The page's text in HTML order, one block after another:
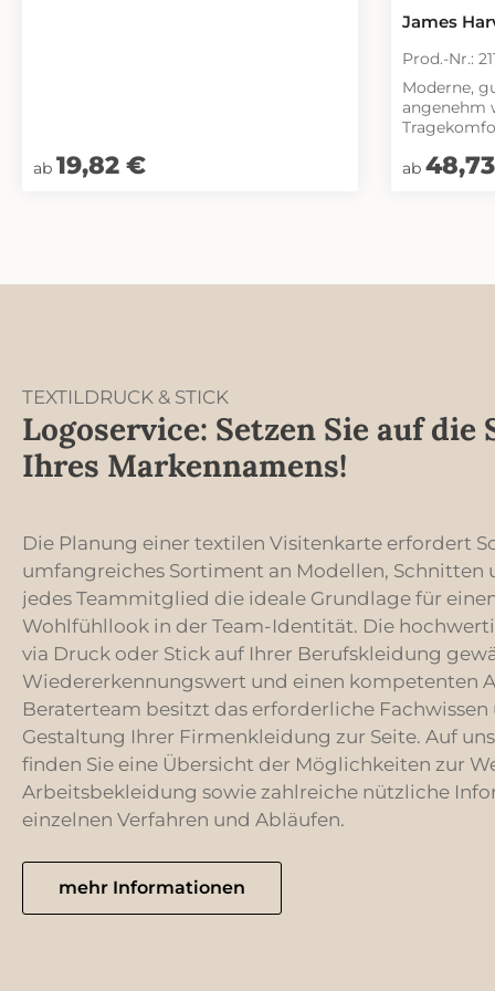
Regulärer Preis:
ab 19,82 €
James
Prod.-Nr.:
Moderne,
angenehm
aus
Regulärer
ab
TEXTILDRUCK & STICK
Logoservice: Setzen Sie auf
Ihres Markennamens!
Die Planung einer textilen Visitenkarte erfordert
umfangreiches Sortiment an Modellen, Schnitten
jedes Teammitglied die ideale Grundlage für
Wohlfühllook in der Team-Identität. Die
via Druck oder Stick auf Ihrer Berufskleidung
Wiedererkennungswert und einen kompetenten
Beraterteam besitzt das erforderliche
Gestaltung Ihrer Firmenkleidung zur Seite. Auf
finden Sie eine Übersicht der Möglichkeiten zur
Arbeitsbekleidung sowie zahlreiche nützliche
einzelnen Verfahren und Abläufen.
mehr Informationen